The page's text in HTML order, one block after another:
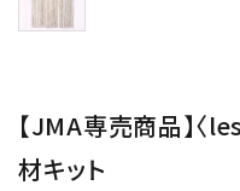
【JMA専売商品】〈
材キット